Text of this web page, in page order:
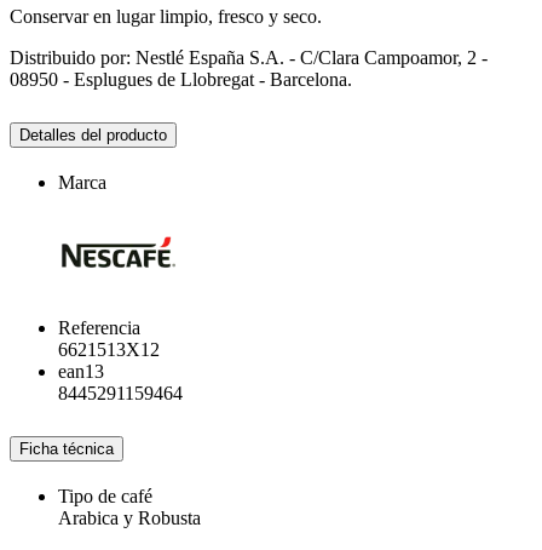
Conservar en lugar limpio, fresco y seco.
Distribuido por: Nestlé España S.A. - C/Clara Campoamor, 2 -
08950 - Esplugues de Llobregat - Barcelona.
Detalles del producto
Marca
Referencia
6621513X12
ean13
8445291159464
Ficha técnica
Tipo de café
Arabica y Robusta